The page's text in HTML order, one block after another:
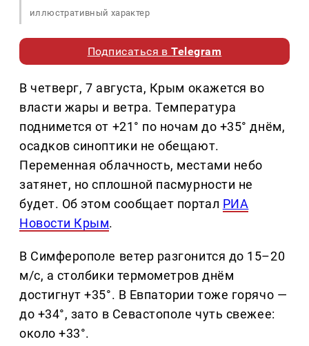
иллюстративный характер
Подписаться вTelegram
В четверг, 7 августа, Крым окажется во
власти жары и ветра. Температура
поднимется от +21° по ночам до +35° днём,
осадков синоптики не обещают.
Переменная облачность, местами небо
затянет, но сплошной пасмурности не
будет. Об этом сообщает портал РИА
Новости Крым.
В Симферополе ветер разгонится до 15–20
м/с, а столбики термометров днём
достигнут +35°. В Евпатории тоже горячо —
до +34°, зато в Севастополе чуть свежее:
около +33°.